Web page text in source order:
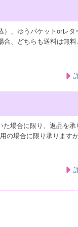
、ゆうパケットorレタ
、どちらも送料は無料
場合に限り、返品を承
の場合に限り承ります